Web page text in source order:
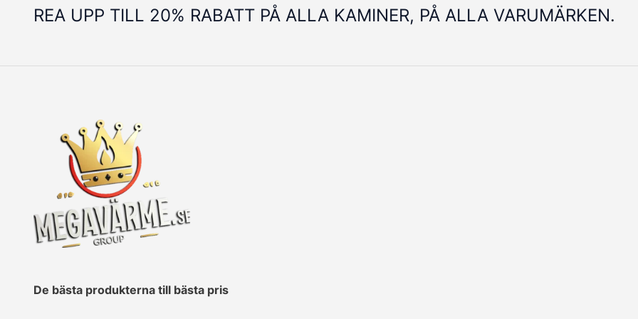
REA UPP TILL 20% RABATT PÅ ALLA KAMINER, PÅ ALLA VARUMÄRKEN.
De bästa produkterna till bästa pris